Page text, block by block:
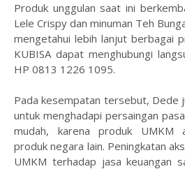
Produk unggulan saat ini
Lele Crispy dan minuman Teh
mengetahui lebih lanjut berbagai
KUBISA dapat menghubungi
HP 0813 1226 1095.
Pada kesempatan tersebut, Dede
untuk menghadapi persaingan
mudah, karena produk UMKM
produk negara lain. Peningkatan
UMKM terhadap jasa keuangan